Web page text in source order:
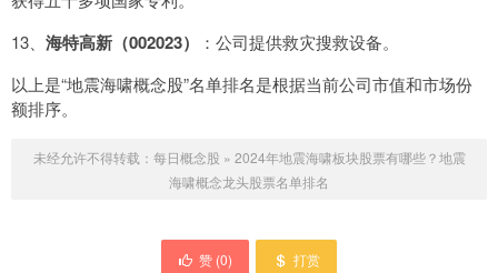
13、 海特高新（002023）
：公司提供救灾搜救设备。
以上是“地震海啸概念股”名单排名是根据当前公司市值和市场份
额排序。
未经允许不得转载： 每日概念股 » 2024年地震海啸板块股票有哪些？地震
海啸概念龙头股票名单排名
赞 (0) 打赏